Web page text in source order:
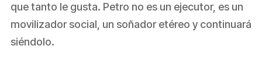
que tanto le gusta. Petro no es un ejecutor, es un
movilizador social, un soñador etéreo y continuará
siéndolo.